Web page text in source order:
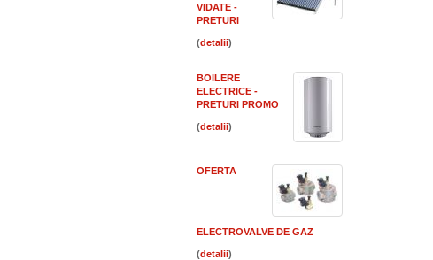
VIDATE -
PRETURI
( )
BOILERE
ELECTRICE -
PRETURI PROMO
( )
OFERTA
ELECTROVALVE DE GAZ
( )